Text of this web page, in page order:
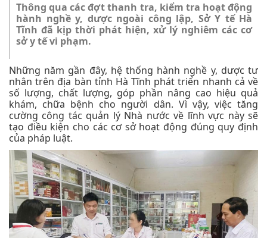
Thông qua các đợt thanh tra, kiểm tra hoạt động
hành nghề y, dược ngoài công lập, Sở Y tế Hà
Tĩnh đã kịp thời phát hiện, xử lý nghiêm các cơ
sở y tế vi phạm.
Những năm gần đây, hệ thống hành nghề y, dược tư
nhân trên địa bàn tỉnh Hà Tĩnh phát triển nhanh cả về
số lượng, chất lượng, góp phần nâng cao hiệu quả
khám, chữa bệnh cho người dân. Vì vậy, việc tăng
cường công tác quản lý Nhà nước về lĩnh vực này sẽ
tạo điều kiện cho các cơ sở hoạt động đúng quy định
của pháp luật.